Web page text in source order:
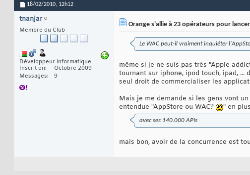
18/02/2010, 12h12
tnanjar
Membre du Club
Développeur informatique
Inscrit en
Octobre 2009
Messages
9
Orange s'allie à 23 opérateurs pour
Le WAC peut-il vraiment inquiéter
même si je ne suis pas très "Apple
tournant sur iphone, ipod touch, ipad, ...
seul droit de commercialiser les
Mais je me demande si les gens vont
entendue "AppStore ou WAC?
" en
avec ses 140.000 APIs
mais bon, avoir de la concurrence est